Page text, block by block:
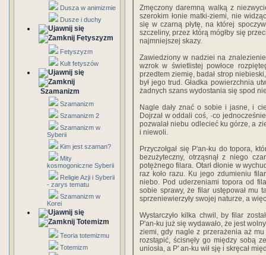
Dusza w animizmie
Dusze i duchy
Fetyszyzm
Fetyszyzm
Kult fetyszów
Szamanizm
Szamanizm
Szamanizm 2
Szamanizm w
Syberii
Kim jest szaman?
Mity
kosmogoniczne Syberii
Religie Azji i Syberii
- zarys tematu
Szamanizm w
Korei
Totemizm
Teoria totemizmu
Totemizm
Zmęczony daremną walką z
szerokim łonie matki-ziemi, nie
się w czarną płytę, na której
szczeliny, przez którą mógłby się
najmniejszej skazy.
Zawiedziony w nadziei na
wzrok w świetlistej powłoce
przedtem ziemię, badał strop
był jego trud. Gładka powierzchnia
żadnych szans wydostania się spod
Nagle dały znać o sobie i jasne, i
Dojrzał w oddali coś, ·co
pozwalał niebu odlecieć ku górze, a
i niewoli.
Przyczołgał się P'an-ku do topora,
bezużyteczny, otrząsnął z niego
potężnego filara. Otarł dłonie w
raz koło razu. Ku jego zdumieniu
niebo. Pod uderzeniami topora od
sobie sprawy, że filar ustępował mu
sprzeniewierzyły swojej naturze, a
Wystarczyło kilka chwil, by filar
P'an-ku już się wydawało, że jest
ziemi, gdy nagle z przerażenia aż
rozstąpić, ścisnęły go między sobą
uniosła, a P' an-ku wił sję i skręcał